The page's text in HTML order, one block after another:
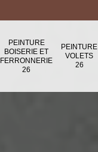
PEINTURE
BOISERIE ET
FERRONNERIE
26
PEINTURE
VOLETS
26